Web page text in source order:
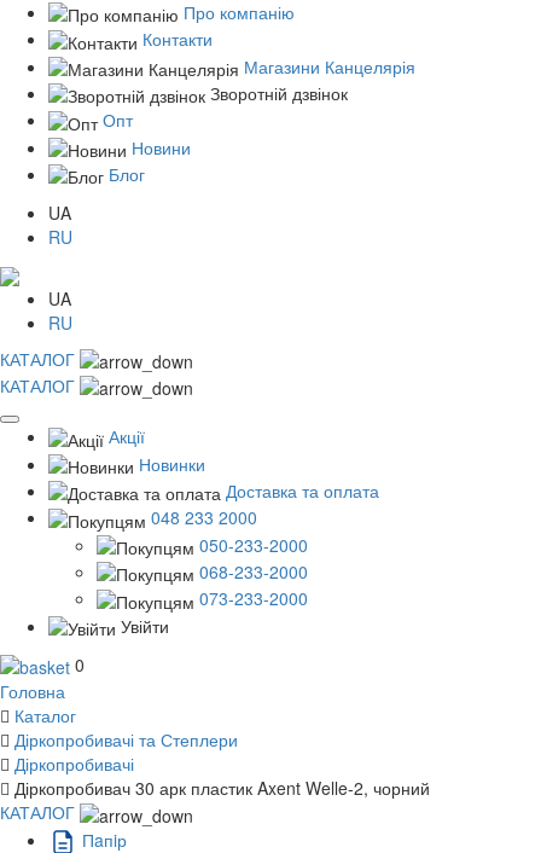
Про компанію
Контакти
Магазини Канцелярія
Зворотній дзвінок
Опт
Новини
Блог
UA
RU
UA
RU
КАТАЛОГ
КАТАЛОГ
Акції
Новинки
Доставка та оплата
048 233 2000
050-233-2000
068-233-2000
073-233-2000
Увійти
0
Головна
Каталог
Діркопробивачі та Степлери
Діркопробивачі
Діркопробивач 30 арк пластик Axent Welle-2, чорний
КАТАЛОГ
Пaпiр